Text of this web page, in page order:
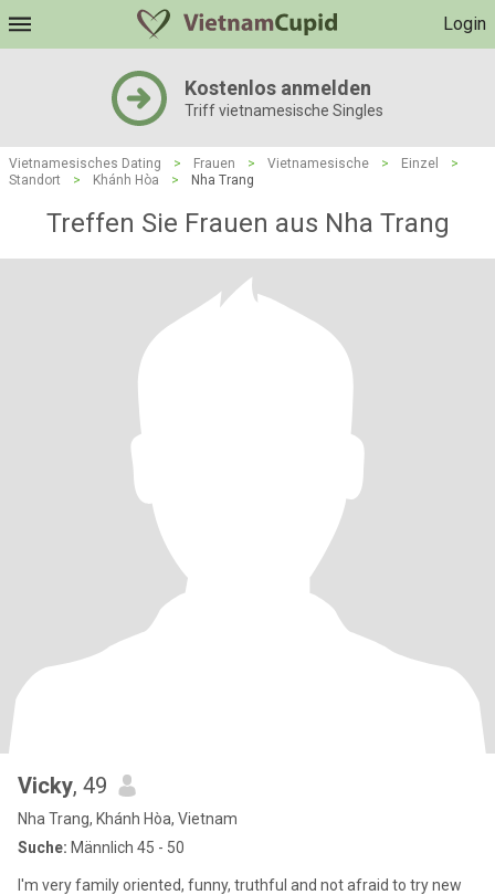
Login
Kostenlos anmelden
Triff vietnamesische Singles
Vietnamesisches Dating > Frauen > Vietnamesische > Einzel
>
Standort
> Khánh Hòa > Nha Trang
Treffen Sie Frauen aus Nha Trang
Vicky, 49
Nha Trang, Khánh Hòa, Vietnam
Suche: Männlich 45 - 50
I'm very family oriented, funny, truthful and not afraid to try new